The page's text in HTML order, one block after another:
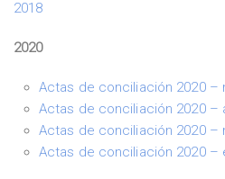
2018
2020
Actas de conciliación 2020 –
Actas de conciliación 2020 –
Actas de conciliación 2020 –
Actas de conciliación 2020 –